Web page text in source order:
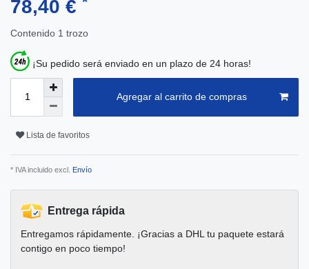
78,40 €
Contenido 1 trozo
¡Su pedido será enviado en un plazo de 24 horas!
Agregar al carrito de compras
Lista de favoritos
* IVA incluido excl. Envío
Entrega rápida
Entregamos rápidamente. ¡Gracias a DHL tu paquete estará
contigo en poco tiempo!